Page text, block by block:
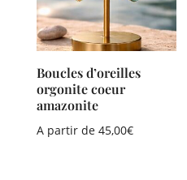
Boucles d’oreilles
orgonite coeur
amazonite
A partir de 45,00€